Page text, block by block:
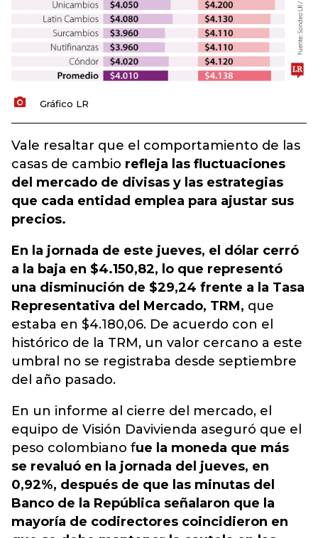
Gráfico LR
Vale resaltar que el comportamiento de las
casas de cambio refleja las fluctuaciones
del mercado de divisas y las estrategias
que cada entidad emplea para ajustar sus
precios.
En la jornada de este jueves, el dólar cerró
a la baja en $4.150,82, lo que representó
una disminución de $29,24 frente a la Tasa
Representativa del Mercado, TRM, que
estaba en $4.180,06. De acuerdo con el
histórico de la TRM, un valor cercano a este
umbral no se registraba desde septiembre
del año pasado.
En un informe al cierre del mercado, el
equipo de Visión Davivienda aseguró que el
peso colombiano fue la moneda que más
se revaluó en la jornada del jueves, en
0,92%, después de que las minutas del
Banco de la República señalaron que la
mayoría de codirectores coincidieron en